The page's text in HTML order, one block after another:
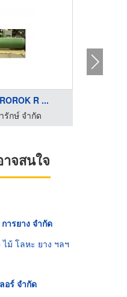
R ...
รักษ์ จำกัด
จสนใจ
ารยาง จำกัด
ไม้ โลหะ ยาง ฯลฯ
อร์ จำกัด